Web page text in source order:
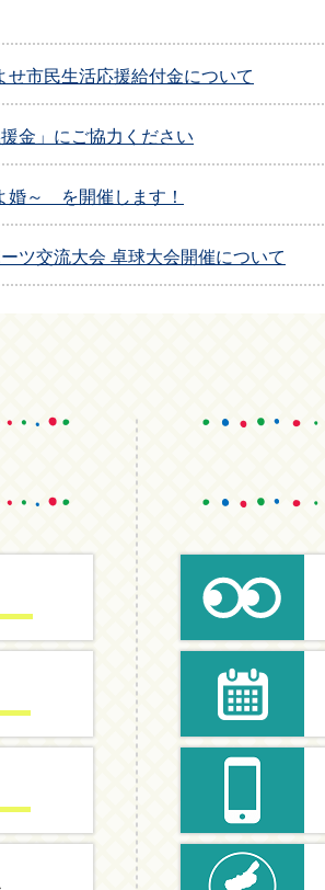
せ市民生活応援給付金について
金」にご協力ください
～ を開催します！
ツ交流大会 卓球大会開催について